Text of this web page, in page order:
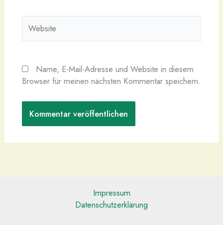
Name, E-Mail-Adresse und Website in diesem
Browser für meinen nächsten Kommentar speichern.
Impressum
Datenschutzerklärung